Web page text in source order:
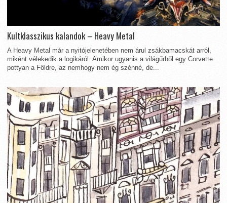
Kultklasszikus kalandok – Heavy Metal
A Heavy Metal már a nyitójelenetében nem árul zsákbamacskát arról,
miként vélekedik a logikáról. Amikor ugyanis a világűrből egy Corvette
pottyan a Földre, az nemhogy nem ég szénné, de...